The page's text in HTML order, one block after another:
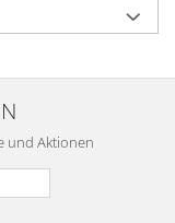
und Aktionen